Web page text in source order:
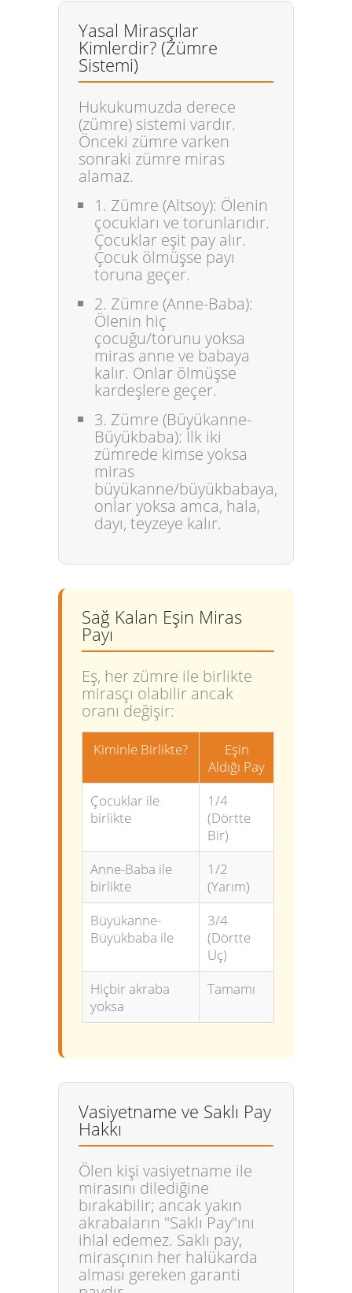
Yasal Mirasçılar
Kimlerdir? (Zümre
Sistemi)
Hukukumuzda derece
(zümre) sistemi vardır.
Önceki zümre varken
sonraki zümre miras
alamaz.
1. Zümre (Altsoy): Ölenin
çocukları ve torunlarıdır.
Çocuklar eşit pay alır.
Çocuk ölmüşse payı
toruna geçer.
2. Zümre (Anne-Baba):
Ölenin hiç
çocuğu/torunu yoksa
miras anne ve babaya
kalır. Onlar ölmüşse
kardeşlere geçer.
3. Zümre (Büyükanne-
Büyükbaba): İlk iki
zümrede kimse yoksa
miras
büyükanne/büyükbabaya,
onlar yoksa amca, hala,
dayı, teyzeye kalır.
Sağ Kalan Eşin Miras
Payı
Eş, her zümre ile birlikte
mirasçı olabilir ancak
oranı değişir:
Kiminle Birlikte?
Eşin
Aldığı Pay
Çocuklar ile
birlikte
1/4
(Dörtte
Bir)
Anne-Baba ile
birlikte
1/2
(Yarım)
Büyükanne-
Büyükbaba ile
3/4
(Dörtte
Üç)
Hiçbir akraba
yoksa
Tamamı
Vasiyetname ve Saklı Pay
Hakkı
Ölen kişi vasiyetname ile
mirasını dilediğine
bırakabilir; ancak yakın
akrabaların "Saklı Pay"ını
ihlal edemez. Saklı pay,
mirasçının her halükarda
alması gereken garanti